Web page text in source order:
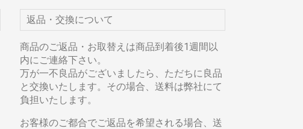
返品・交換について
商品のご返品・お取替えは商品到着後1週間以
内にご連絡下さい。
万が一不良品がございましたら、ただちに良品
と交換いたします。その場合、送料は弊社にて
負担いたします。
お客様のご都合でご返品を希望される場合、送